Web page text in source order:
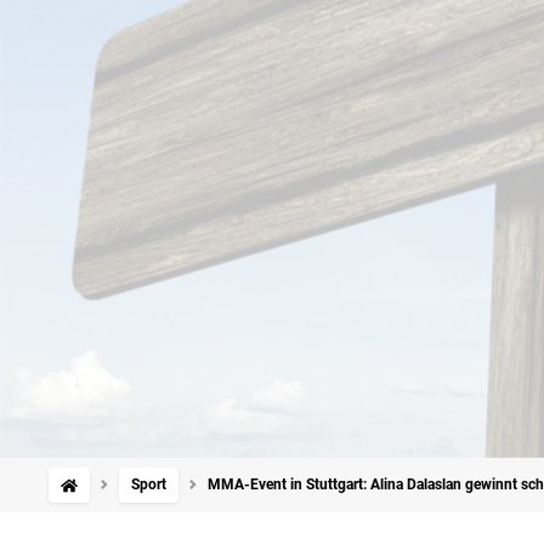
Sport MMA-Event in Stuttgart: Alina Dalaslan gewinnt